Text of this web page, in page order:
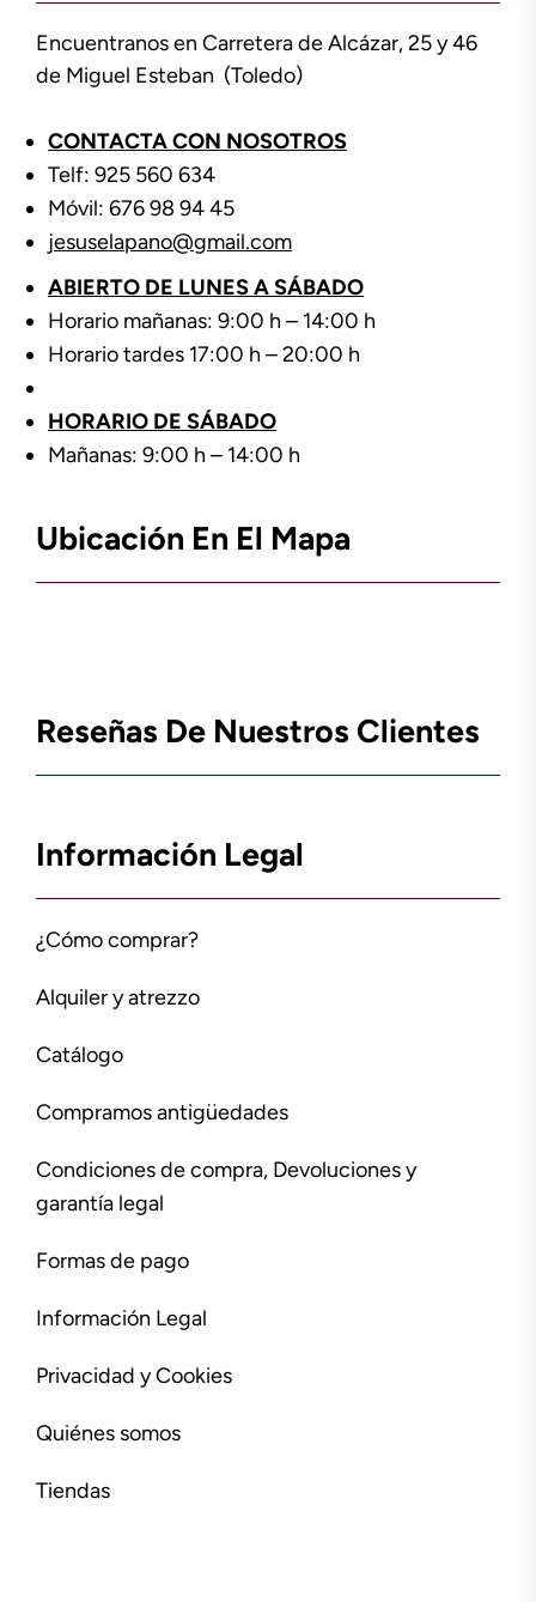
Encuentranos en Carretera de Alcázar, 25 y 46
de Miguel Esteban (Toledo)
CONTACTA CON NOSOTROS
Telf: 925 560 634
Móvil: 676 98 94 45
jesuselapano@gmail.com
ABIERTO DE LUNES A SÁBADO
Horario mañanas: 9:00 h – 14:00 h
Horario tardes 17:00 h – 20:00 h
HORARIO DE SÁBADO
Mañanas: 9:00 h – 14:00 h
Ubicación En El Mapa
Reseñas De Nuestros Clientes
Información Legal
¿Cómo comprar?
Alquiler y atrezzo
Catálogo
Compramos antigüedades
Condiciones de compra, Devoluciones y
garantía legal
Formas de pago
Información Legal
Privacidad y Cookies
Quiénes somos
Tiendas